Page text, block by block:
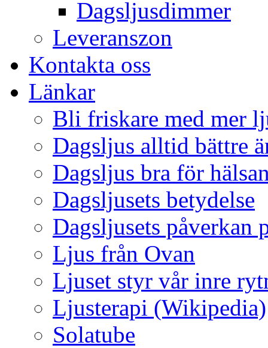
Dagsljusdimmer
Leveranszon
Kontakta oss
Länkar
Bli friskare med mer
Dagsljus alltid bättre
Dagsljus bra för
Dagsljusets betydelse
Dagsljusets påverkan
Ljus från Ovan
Ljuset styr vår inre
Ljusterapi (Wikipedia)
Solatube